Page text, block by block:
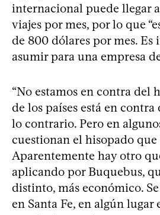
internacional puede llegar
viajes por mes, por lo que
de 800 dólares por mes. Es
asumir para una empresa
“No estamos en contra del
de los países está en
lo contrario. Pero en
cuestionan el hisopado que
Aparentemente hay otro
aplicando por Buquebus,
distinto, más económico.
en Santa Fe, en algún lugar